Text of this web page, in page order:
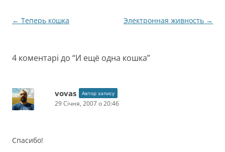
Навігація
← Теперь кошка Электронная живность →
4 коментарі до “И ещё одна кошка”
vovas Автор запису
29 Січня, 2007 о 20:46
Спасибо!